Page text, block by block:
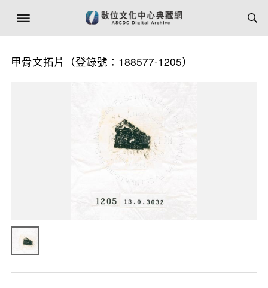
甲骨文拓片（登錄號：188577-1205）